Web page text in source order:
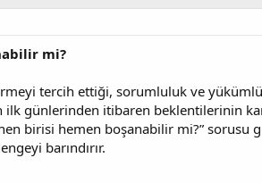
mi?
tercih ettiği, sorumluluk ve
günlerinden itibaren beklentilerinin
birisi hemen boşanabilir mi?”
barındırır.